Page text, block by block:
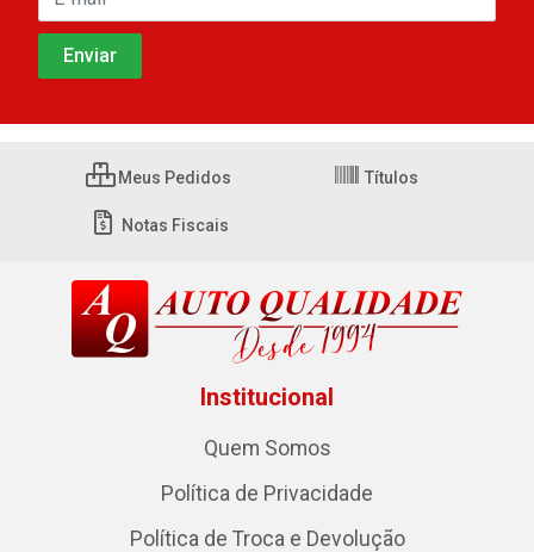
Meus Pedidos Títulos
Notas Fiscais
Institucional
Quem Somos
Política de Privacidade
Política de Troca e Devolução